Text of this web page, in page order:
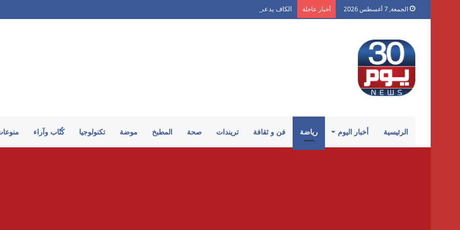
الجمعة, 7 أغسطس 2026 أخبار عاجلة الكاف يدعم إنفانتينو.. ويؤيد مشروعه الاستثماري
الرئيسية أخبار اليوم رياضة فن و ثقافة تريندات صحة المطبخ موضة تكنولوجيا كُتّاب وآراء